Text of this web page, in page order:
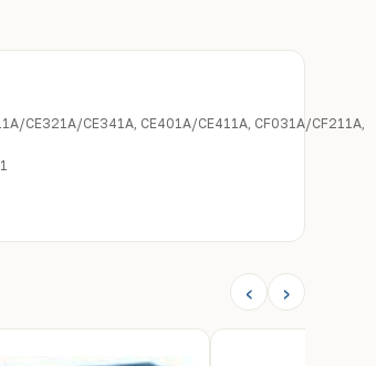
CE321A/CE341A, CE401A/CE411A, CF031A/CF211A,
‹ ›